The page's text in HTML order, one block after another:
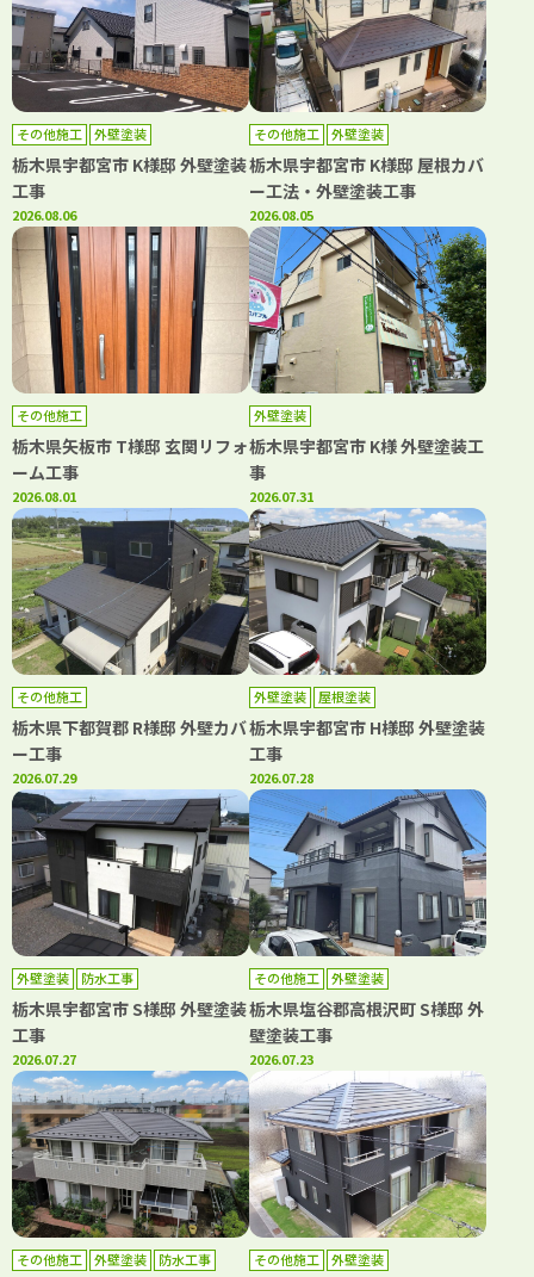
その他施工 外壁塗装
栃木県宇都宮市 K様邸 外壁塗装
工事
2026.08.06
その他施工 外壁塗装
栃木県宇都宮市 K様邸 屋根カバ
ー工法・外壁塗装工事
2026.08.05
その他施工
栃木県矢板市 T様邸 玄関リフォ
ーム工事
2026.08.01
外壁塗装
栃木県宇都宮市 K様 外壁塗装工
事
2026.07.31
その他施工
栃木県下都賀郡 R様邸 外壁カバ
ー工事
2026.07.29
外壁塗装 屋根塗装
栃木県宇都宮市 H様邸 外壁塗装
工事
2026.07.28
外壁塗装 防水工事
栃木県宇都宮市 S様邸 外壁塗装
工事
2026.07.27
その他施工 外壁塗装
栃木県塩谷郡高根沢町 S様邸 外
壁塗装工事
2026.07.23
その他施工 外壁塗装 防水工事 その他施工 外壁塗装